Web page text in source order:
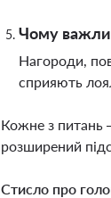
Чому
Нагороди,
сприяють
Кожне з питань
розширений
Стисло про